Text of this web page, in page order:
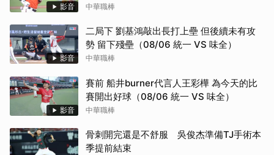
影音
全）
中華職棒
影音
二局下 劉基鴻敲出長打上壘 但後續未有攻
勢 留下殘壘（08/06 統一 VS 味全）
中華職棒
影音
賽前 船井burner代言人王彩樺 為今天的比
賽開出好球（08/06 統一 VS 味全）
中華職棒
骨刺開完還是不舒服 吳俊杰準備TJ手術本
季提前結束